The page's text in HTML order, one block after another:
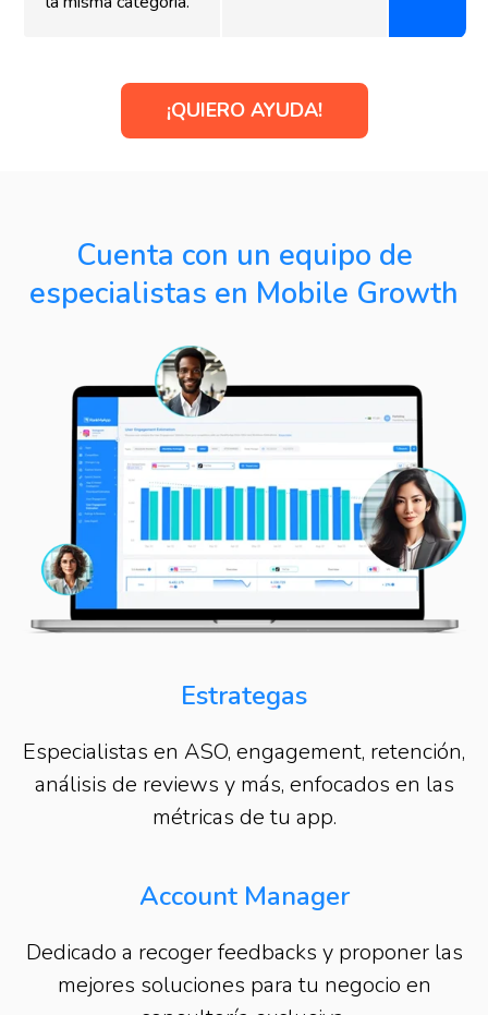
¡QUIERO AYUDA!
Cuenta con un equipo de
especialistas en Mobile Growth
Estrategas
Especialistas en ASO, engagement, retención,
análisis de reviews y más, enfocados en las
métricas de tu app.
Account Manager
Dedicado a recoger feedbacks y proponer las
mejores soluciones para tu negocio en